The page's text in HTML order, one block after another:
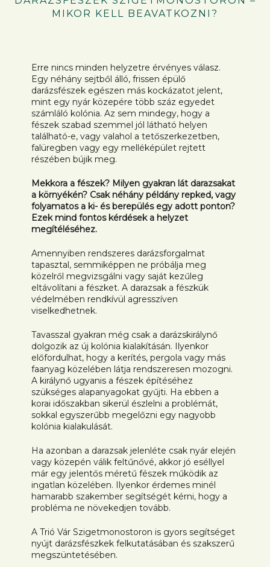
MIKOR KELL BEAVATKOZNI?
Erre nincs minden helyzetre érvényes válasz.
Egy néhány sejtből álló, frissen épülő
darázsfészek egészen más kockázatot jelent,
mint egy nyár közepére több száz egyedet
számláló kolónia. Az sem mindegy, hogy a
fészek szabad szemmel jól látható helyen
található-e, vagy valahol a tetőszerkezetben,
falüregben vagy egy melléképület rejtett
részében bújik meg.
Mekkora a fészek? Milyen gyakran lát darazsakat
a környékén? Csak néhány példány repked, vagy
folyamatos a ki- és berepülés egy adott ponton?
Ezek mind fontos kérdések a helyzet
megítéléséhez.
Amennyiben rendszeres darázsforgalmat
tapasztal, semmiképpen ne próbálja meg
közelről megvizsgálni vagy saját kezűleg
eltávolítani a fészket. A darazsak a fészkük
védelmében rendkívül agresszíven
viselkedhetnek.
Tavasszal gyakran még csak a darázskirálynő
dolgozik az új kolónia kialakításán. Ilyenkor
előfordulhat, hogy a kerítés, pergola vagy más
faanyag közelében látja rendszeresen mozogni.
A királynő ugyanis a fészek építéséhez
szükséges alapanyagokat gyűjti. Ha ebben a
korai időszakban sikerül észlelni a problémát,
sokkal egyszerűbb megelőzni egy nagyobb
kolónia kialakulását.
Ha azonban a darazsak jelenléte csak nyár elején
vagy közepén válik feltűnővé, akkor jó eséllyel
már egy jelentős méretű fészek működik az
ingatlan közelében. Ilyenkor érdemes minél
hamarabb szakember segítségét kérni, hogy a
probléma ne növekedjen tovább.
A Trió Vár Szigetmonostoron is gyors segítséget
nyújt darázsfészkek felkutatásában és szakszerű
megszüntetésében.